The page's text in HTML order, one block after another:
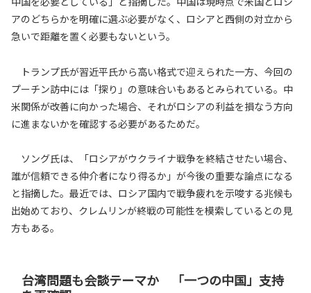
アのどちらかを明確に選ぶ必要がなく、ロシアと西側の対立から
急いで距離を置く必要もないという。
トランプ氏が習近平氏から高い格式で迎えられた一方、今回の
プーチン訪中には「探り」の意味合いもあるとみられている。中
米関係が改善に向かった場合、それがロシアの利益を損なう方向
に進まないかを確認する必要があるためだ。
ソング氏は、「ロシアがウクライナ戦争を終結させたい場合、
誰が信頼できる仲介者になり得るか」が今後の重要な論点になる
と指摘した。最近では、ロシア国内で戦争疲れを示唆する兆候も
出始めており、クレムリンが終戦の可能性を模索しているとの見
方もある。
台湾問題も会談テーマか 「一つの中国」支持